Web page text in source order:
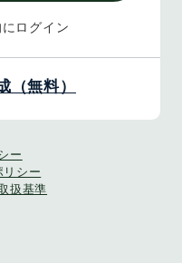
ログイン
（無料）
ー
リシー
扱基準